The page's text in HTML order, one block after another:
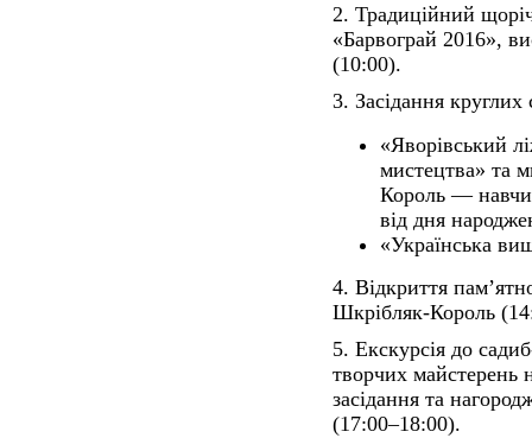
2. Традиційний
«Барвограй 2016»,
(10:00).
3. Засідання круглих
«Яворівський
мистецтва» та
Король —
від дня
«Українська
4. Відкриття
Шкрібляк-Король
5. Екскурсія до
творчих майстерень
засідання та
(17:00–18:00).